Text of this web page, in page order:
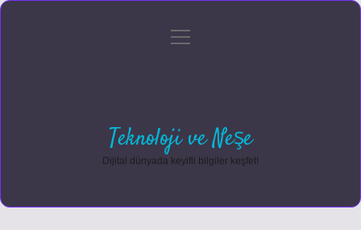
Gizlilik Politikası
menüyü
Teknoloji ve Neşe
Dijital dünyada keyifli bilgiler keşfet!